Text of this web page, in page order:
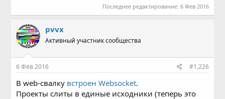
Последнее редактирование: 6 Фев 2016
pvvx
Активный участник сообщества
6 Фев 2016 #1,226
В web-свалку встроен Websocket.
Проекты слиты в единые исходники (теперь это